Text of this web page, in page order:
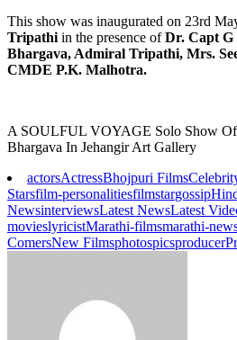
This show was inaugurated on 23rd
Tripathi in the presence ofDr. Capt G
Bhargava, Admiral Tripathi, Mrs.
CMDE P.K. Malhotra.
A SOULFUL VOYAGE Solo Show Of
Bhargava In Jehangir Art Gallery
actorsActressBhojpuri Films
Starsfilm-personalitiesfilmstargossip
NewsinterviewsLatest NewsLatest
movieslyricistMarathi-filmsmarathi-
ComersNew Filmsphotospicsproducer